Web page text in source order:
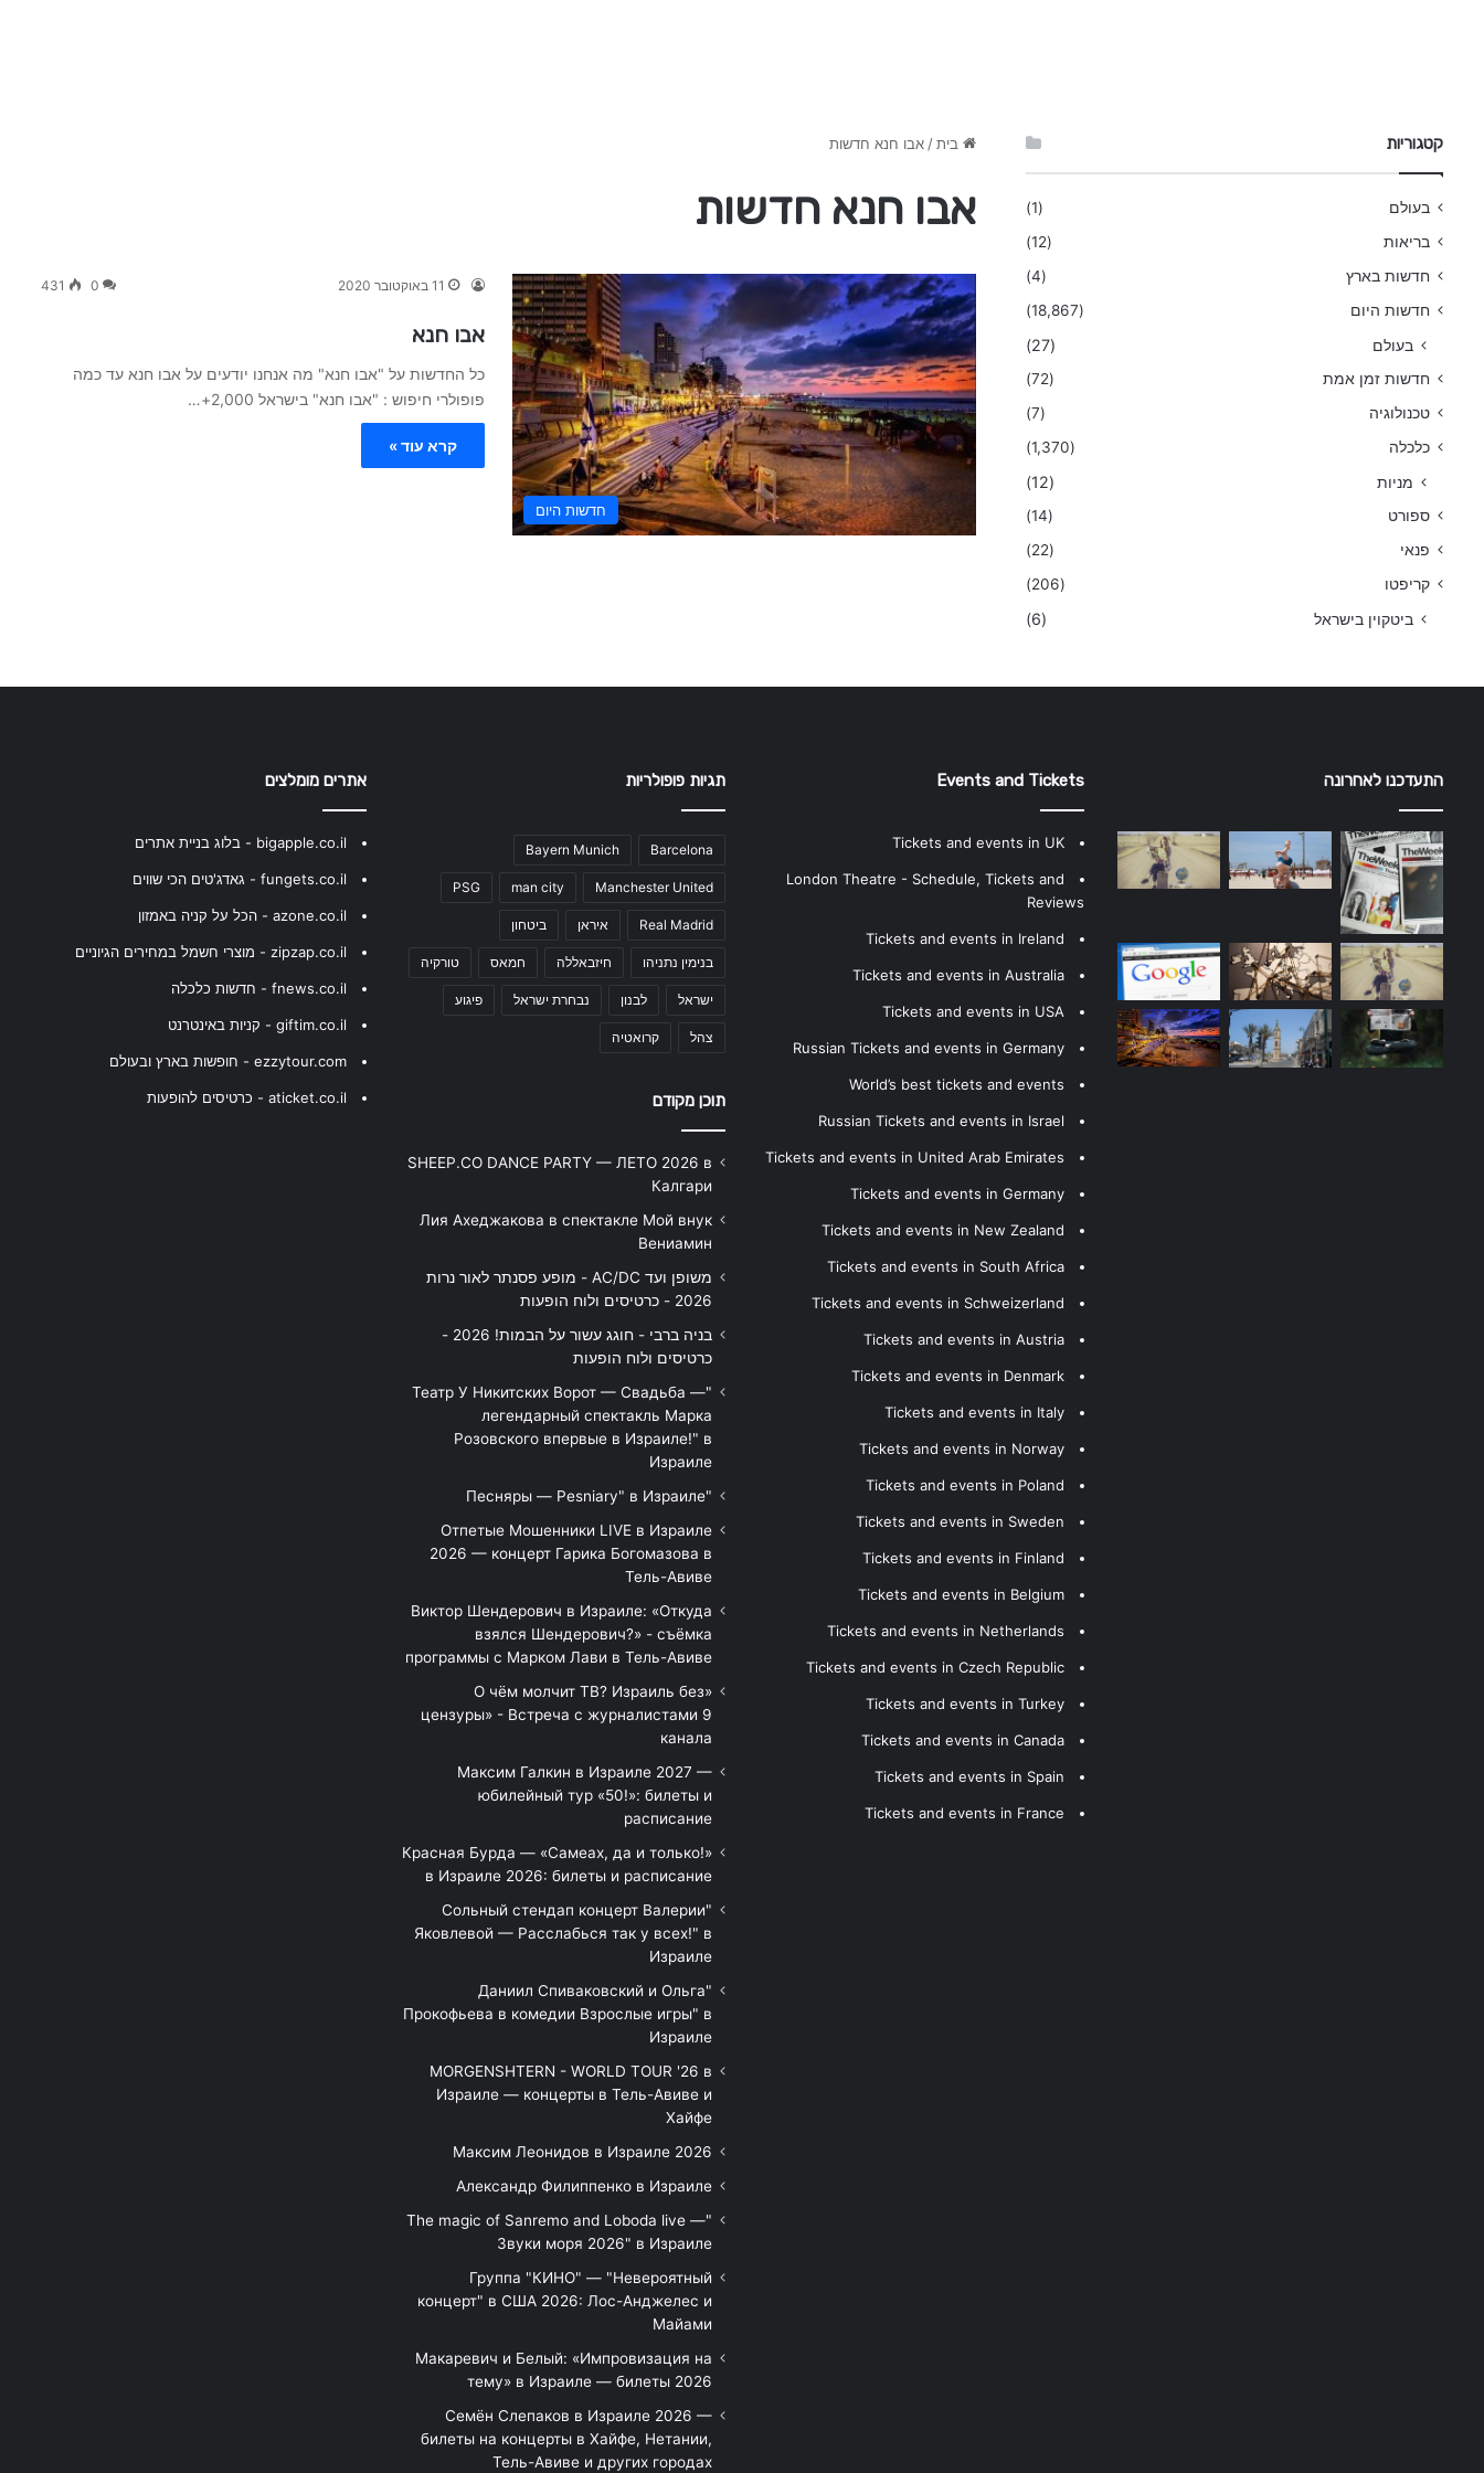
בית / אבו חנא חדשות
אבו חנא חדשות
חדשות היום
11 באוקטובר 2020 0
431
אבו חנא
כל החדשות על "אבו חנא" מה אנחנו יודעים על אבו חנא עד כמה
פופולרי חיפוש : "אבו חנא" בישראל 2,000+…
קרא עוד »
קטגוריות
בעולם
(1)
בריאות
(12)
חדשות בארץ
(4)
חדשות היום
(18,867)
בעולם (27)
חדשות זמן אמת
(72)
טכנולוגיה
(7)
כלכלה
(1,370)
מניות (12)
ספורט
(14)
פנאי
(22)
קריפטו
(206)
ביטקוין בישראל (6)
התעדכנו לאחרונה Events and Tickets
Tickets and events in UK
London Theatre - Schedule, Tickets and
Reviews
Tickets and events in Ireland
Tickets and events in Australia
Tickets and events in USA
Russian Tickets and events in Germany
World’s best tickets and events
Russian Tickets and events in Israel
Tickets and events in United Arab Emirates
Tickets and events in Germany
Tickets and events in New Zealand
Tickets and events in South Africa
Tickets and events in Schweizerland
Tickets and events in Austria
Tickets and events in Denmark
Tickets and events in Italy
Tickets and events in Norway
Tickets and events in Poland
Tickets and events in Sweden
Tickets and events in Finland
Tickets and events in Belgium
Tickets and events in Netherlands
Tickets and events in Czech Republic
Tickets and events in Turkey
Tickets and events in Canada
Tickets and events in Spain
Tickets and events in France
תגיות פופולריות
Barcelona
Bayern Munich
Manchester United
man city
PSG
Real Madrid איראן ביטחון
בנימין נתניהו חיזבאללה חמאס טורקיה
ישראל לבנון נבחרת ישראל פיגוע
צהל קרואטיה
תוכן מקודם
SHEEP.CO DANCE PARTY — ЛЕТО 2026 в
Калгари
Лия Ахеджакова в спектакле Мой внук
Вениамин
משופן ועד AC/DC - מופע פסנתר לאור נרות
2026 - כרטיסים ולוח הופעות
בניה ברבי - חוגג עשור על הבמות! 2026 -
כרטיסים ולוח הופעות
"Театр У Никитских Ворот — Свадьба —
легендарный спектакль Марка
Розовского впервые в Израиле!" в
Израиле
"Песняры — Pesniary" в Израиле
Отпетые Мошенники LIVE в Израиле
2026 — концерт Гарика Богомазова в
Тель-Авиве
Виктор Шендерович в Израиле: «Откуда
взялся Шендерович?» - съёмка
программы с Марком Лави в Тель-Авиве
«О чём молчит ТВ? Израиль без
цензуры» - Встреча с журналистами 9
канала
Максим Галкин в Израиле 2027 —
юбилейный тур «50!»: билеты и
расписание
Красная Бурда — «Самеах, да и только!»
в Израиле 2026: билеты и расписание
"Сольный стендап концерт Валерии
Яковлевой — Расслабься так у всех!" в
Израиле
"Даниил Спиваковский и Ольга
Прокофьева в комедии Взрослые игры" в
Израиле
MORGENSHTERN - WORLD TOUR '26 в
Израиле — концерты в Тель-Авиве и
Хайфе
Максим Леонидов в Израиле 2026
Александр Филиппенко в Израиле
"The magic of Sanremo and Loboda live —
Звуки моря 2026" в Израиле
Группа "КИНО" — "Невероятный
концерт" в США 2026: Лос-Анджелес и
Майами
Макаревич и Белый: «Импровизация на
тему» в Израиле — билеты 2026
Семён Слепаков в Израиле 2026 —
билеты на концерты в Хайфе, Нетании,
Тель-Авиве и других городах
אתרים מומלצים
bigapple.co.il - בלוג בניית אתרים
fungets.co.il - גאדג'טים הכי שווים
azone.co.il - הכל על קניה באמזון
zipzap.co.il - מוצרי חשמל במחירים הגיוניים
fnews.co.il - חדשות כלכלה
giftim.co.il - קניות באינטרנט
ezzytour.com - חופשות בארץ ובעולם
aticket.co.il - כרטיסים להופעות